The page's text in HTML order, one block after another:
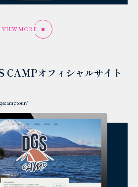
VIEW MORE
オフィシャルサイト